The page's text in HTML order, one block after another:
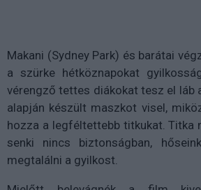
Makani (Sydney Park) és barátai
a szürke hétköznapokat
vérengző tettes diákokat tesz el láb
alapján készült maszkot visel,
hozza a legféltettebb titkukat. Titka
senki nincs biztonságban,
megtalálni a gyilkost.